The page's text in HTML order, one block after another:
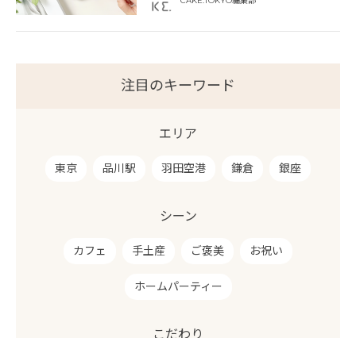
注目のキーワード
エリア
東京 品川駅 羽田空港 鎌倉 銀座
シーン
カフェ 手土産 ご褒美 お祝い
ホームパーティー
こだわり